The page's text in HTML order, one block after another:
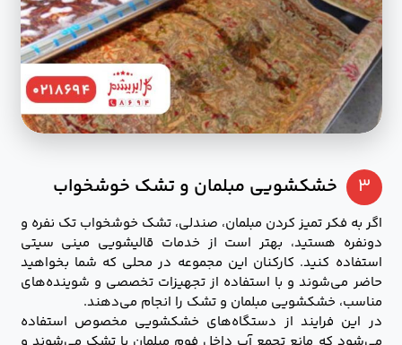
۳ خشکشویی مبلمان و تشک خوشخواب
اگر به فکر تمیز کردن مبلمان، صندلی، تشک خوشخواب تک نفره و
دونفره هستید، بهتر است از خدمات قالیشویی مینی سیتی
استفاده کنید. کارکنان این مجموعه در محلی که شما بخواهید
حاضر می‌شوند و با استفاده از تجهیزات تخصصی و شوینده‌های
مناسب، خشکشویی مبلمان و تشک را انجام می‌دهند.
در این فرایند از دستگاه‌های خشکشویی مخصوص استفاده